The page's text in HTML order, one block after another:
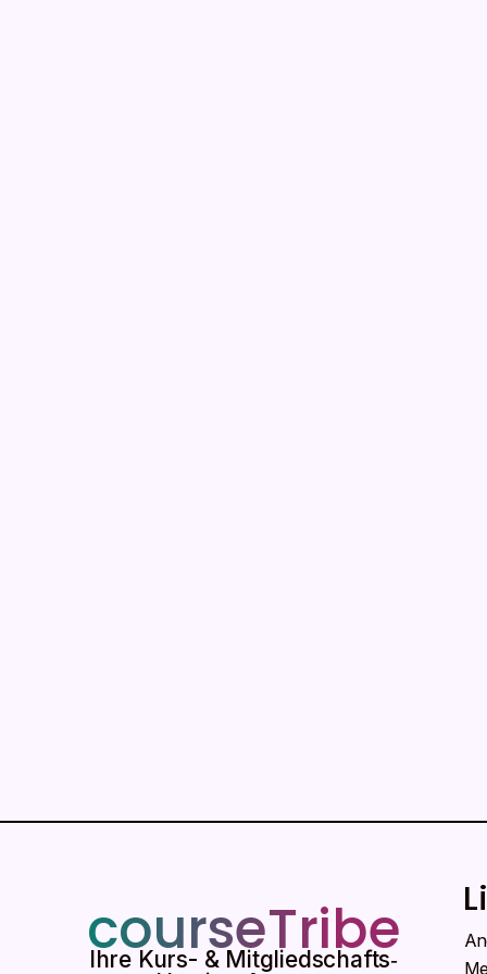
courseTribe
Ihre Kurs- & Mitgliedschafts‑